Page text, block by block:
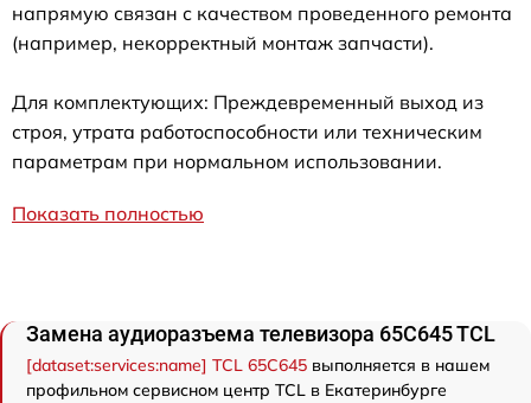
напрямую связан с качеством проведенного ремонта
(например, некорректный монтаж запчасти).
Для комплектующих: Преждевременный выход из
строя, утрата работоспособности или техническим
параметрам при нормальном использовании.
Показать полностью
Замена аудиоразъема телевизора 65C645 TCL
[dataset:services:name] TCL 65C645 выполняется в нашем
профильном сервисном центр TCL в Екатеринбурге